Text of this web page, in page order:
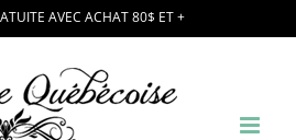
AVEC ACHAT 80$ ET +